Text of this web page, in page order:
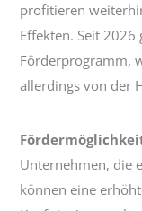
profitieren
Effekten. Seit
Förderprogramm,
allerdings von der
Unternehmen, die
können eine